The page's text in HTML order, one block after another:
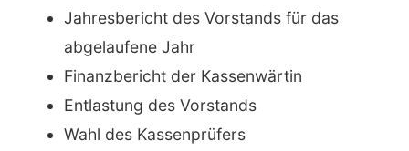
Jahresbericht des Vorstands für das
abgelaufene Jahr
Finanzbericht der Kassenwärtin
Entlastung des Vorstands
Wahl des Kassenprüfers